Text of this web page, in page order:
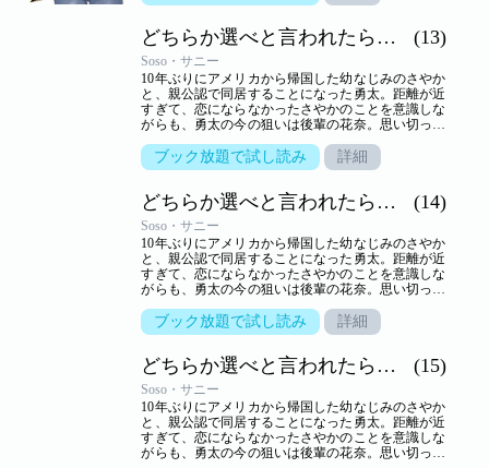
されて以来、花奈の態度は一転。一方さやかは、一
小悪魔かわいい系と気の強い美人、二人に挟まれ、
嬉しくないわけはないけれど…。三角関係の行方は
――！？【ズズズキュン！】
どちらか選べと言われたら。（フルカラー） (13)
Soso・サニー
10年ぶりにアメリカから帰国した幼なじみのさやか
と、親公認で同居することになった勇太。距離が近
すぎて、恋にならなかったさやかのことを意識しな
がらも、勇太の今の狙いは後輩の花奈。思い切って
しまう。しかし、さやかといっしょのところを目撃
されて以来、花奈の態度は一転。一方さやかは、一
小悪魔かわいい系と気の強い美人、二人に挟まれ、
嬉しくないわけはないけれど…。三角関係の行方は
――！？【ズズズキュン！】
ブック放題で試し読み 詳細
どちらか選べと言われたら。（フルカラー） (14)
Soso・サニー
10年ぶりにアメリカから帰国した幼なじみのさやか
と、親公認で同居することになった勇太。距離が近
すぎて、恋にならなかったさやかのことを意識しな
がらも、勇太の今の狙いは後輩の花奈。思い切って
しまう。しかし、さやかといっしょのところを目撃
されて以来、花奈の態度は一転。一方さやかは、一
小悪魔かわいい系と気の強い美人、二人に挟まれ、
嬉しくないわけはないけれど…。三角関係の行方は
――！？【ズズズキュン！】
ブック放題で試し読み 詳細
どちらか選べと言われたら。（フルカラー） (15)
Soso・サニー
10年ぶりにアメリカから帰国した幼なじみのさやか
と、親公認で同居することになった勇太。距離が近
すぎて、恋にならなかったさやかのことを意識しな
がらも、勇太の今の狙いは後輩の花奈。思い切って